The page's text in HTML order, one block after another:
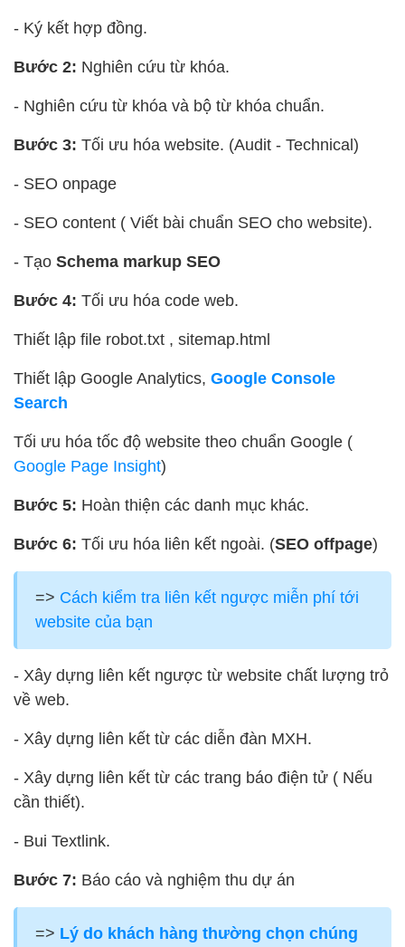
- Ký kết hợp đồng.
Bước 2: Nghiên cứu từ khóa.
- Nghiên cứu từ khóa và bộ từ khóa chuẩn.
Bước 3: Tối ưu hóa website. (Audit - Technical)
- SEO onpage
- SEO content ( Viết bài chuẩn SEO cho website).
- Tạo Schema markup SEO
Bước 4: Tối ưu hóa code web.
Thiết lập file robot.txt , sitemap.html
Thiết lập Google Analytics, Google Console
Search
Tối ưu hóa tốc độ website theo chuẩn Google (
Google Page Insight)
Bước 5: Hoàn thiện các danh mục khác.
Bước 6: Tối ưu hóa liên kết ngoài. (SEO offpage)
=> Cách kiểm tra liên kết ngược miễn phí tới
website của bạn
- Xây dựng liên kết ngược từ website chất lượng trỏ
về web.
- Xây dựng liên kết từ các diễn đàn MXH.
- Xây dựng liên kết từ các trang báo điện tử ( Nếu
cần thiết).
- Bui Textlink.
Bước 7: Báo cáo và nghiệm thu dự án
=> Lý do khách hàng thường chọn chúng